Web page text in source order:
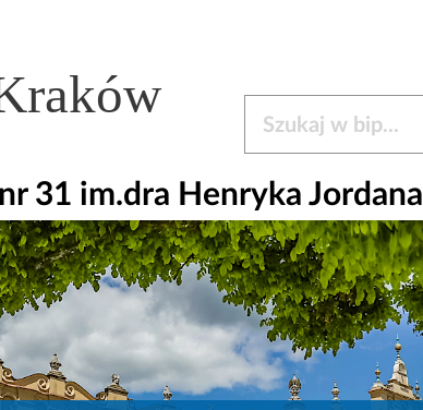
31 im.dra Henryka Jordana